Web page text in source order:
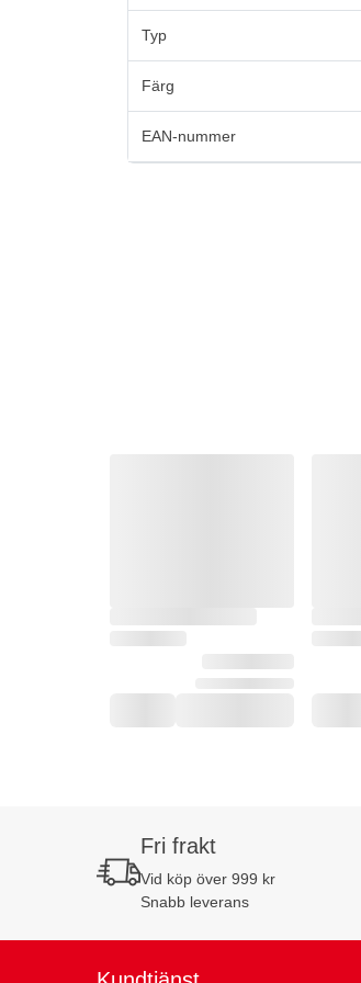
Typ
Färg
EAN-nummer
Fri frakt
Vid köp över 999 kr
Snabb leverans